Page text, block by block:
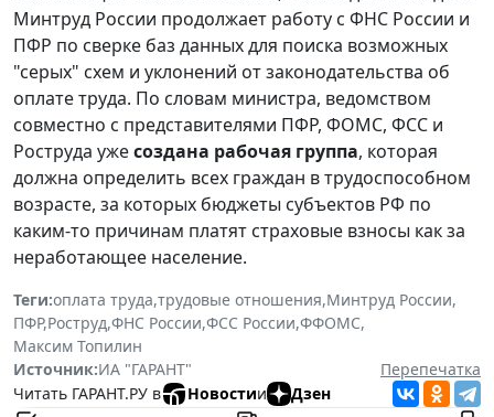
Минтруд России продолжает работу с ФНС России и
ПФР по сверке баз данных для поиска возможных
"серых" схем и уклонений от законодательства об
оплате труда. По словам министра, ведомством
совместно с представителями ПФР, ФОМС, ФСС и
Роструда ужесоздана рабочая группа, которая
должна определить всех граждан в трудоспособном
возрасте, за которых бюджеты субъектов РФ по
каким-то причинам платят страховые взносы как за
неработающее население.
Теги:оплата труда,трудовые отношения,Минтруд России,
ПФР,Роструд,ФНС России,ФСС России,ФФОМС,
Максим Топилин
Источник:ИА "ГАРАНТ"
Перепечатка
Читать ГАРАНТ.РУ в
Новостии Дзен